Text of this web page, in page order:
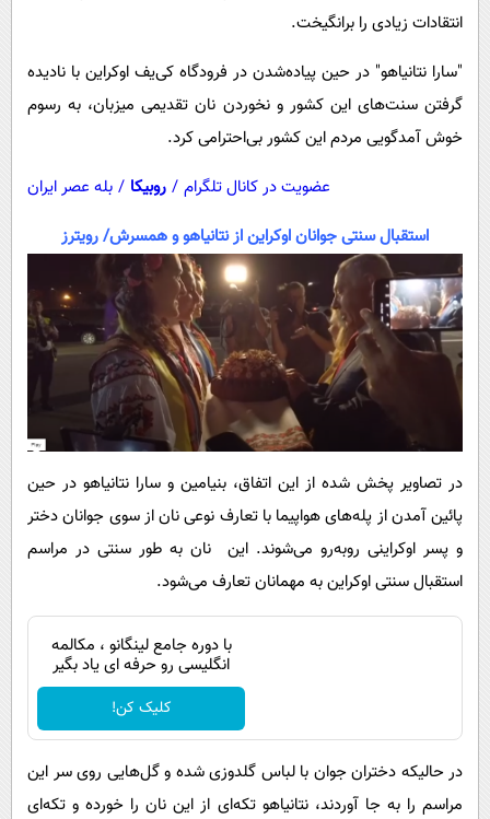
محیط زیست
سلامت
فرهنگی
بین الملل
حیات وحش
سیاست خارجی
انتقادات زیادی را برانگیخت.
"سارا نتانیاهو" در حین پیاده‌شدن در فرودگاه کی‌یف اوکراین با نادیده
گرفتن سنت‌های این کشور و نخوردن نان تقدیمی میزبان، به رسوم
خوش آمدگویی مردم این کشور بی‌احترامی کرد.
عضویت در کانال تلگرام / روبیکا / بله عصر ایران
استقبال سنتی جوانان اوکراین از نتانیاهو و همسرش/ رویترز
در تصاویر پخش شده از این اتفاق، بنیامین و سارا نتانیاهو در حین
پائین آمدن از پله‌های هواپیما با تعارف نوعی نان از سوی جوانان دختر
و پسر اوکراینی روبه‌رو می‌شوند. این نان به طور سنتی در مراسم
استقبال سنتی اوکراین به مهمانان تعارف می‌شود.
با دوره جامع لینگانو ، مکالمه
انگلیسی رو حرفه ای یاد بگیر
کلیک کن!
در حالیکه دختران جوان با لباس گلدوزی شده و گل‌هایی روی سر این
مراسم را به جا آوردند، نتانیاهو تکه‌ای از این نان را خورده و تکه‌ای